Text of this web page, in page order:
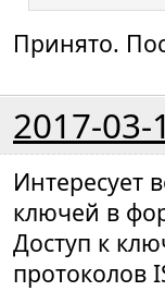
Принято.
2017-03-
Интересует
ключей в
Доступ к
протоколов